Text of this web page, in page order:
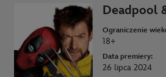
Deadpool
Ograniczenie
18+
Data premiery:
26 lipca 2024